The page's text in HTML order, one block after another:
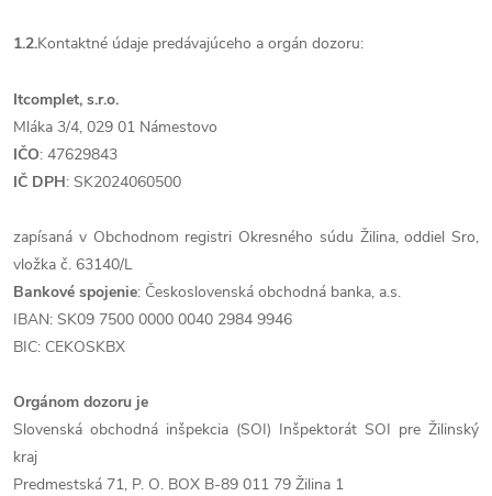
1.2.Kontaktné údaje predávajúceho a orgán dozoru:
Itcomplet, s.r.o.
Mláka 3/4, 029 01 Námestovo
IČO: 47629843
IČ DPH: SK2024060500
zapísaná v Obchodnom registri Okresného súdu Žilina, oddiel Sro,
vložka č. 63140/L
Bankové spojenie: Československá obchodná banka, a.s.
IBAN: SK09 7500 0000 0040 2984 9946
BIC: CEKOSKBX
Orgánom dozoru je
Slovenská obchodná inšpekcia (SOI) Inšpektorát SOI pre Žilinský
kraj
Predmestská 71, P. O. BOX B-89 011 79 Žilina 1